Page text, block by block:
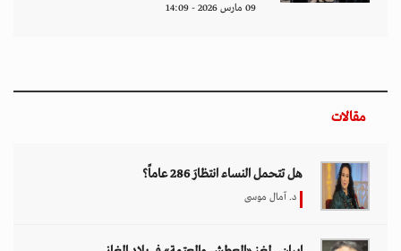
09 مارس 2026 - 14:09
مقالات
هل تتحمل النساء انتظارَ 286 عاماً؟
د. آمال موسى